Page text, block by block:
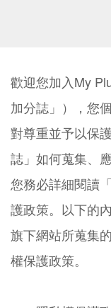
歡迎您加入My
加分誌」），您
對尊重並予以保
誌」如何蒐集、
您務必詳細閱讀
護政策。以下的
旗下網站所蒐集
權保護政策。